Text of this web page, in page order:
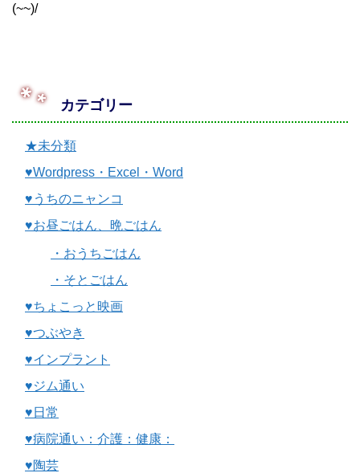
(~~)/
カテゴリー
★未分類
♥Wordpress・Excel・Word
♥うちのニャンコ
♥お昼ごはん、晩ごはん
・おうちごはん
・そとごはん
♥ちょこっと映画
♥つぶやき
♥インプラント
♥ジム通い
♥日常
♥病院通い：介護：健康：
♥陶芸